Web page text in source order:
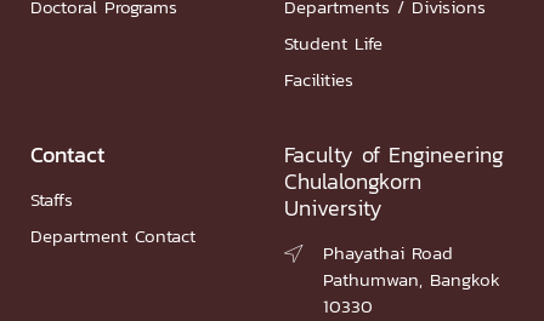
Doctoral Programs
Departments / Divisions
Student Life
Facilities
Contact
Staffs
Department Contact
Faculty of Engineering
Chulalongkorn
University

Phayathai Road
Pathumwan, Bangkok
10330